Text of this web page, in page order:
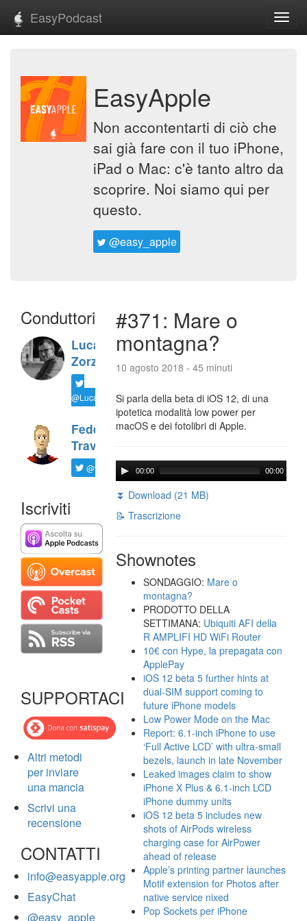
EasyPodcast
EasyApple
Non accontentarti di ciò che
sai già fare con il tuo iPhone,
iPad o Mac: c'è tanto altro da
scoprire. Noi siamo qui per
questo.
@easy_apple
Conduttori
Luca
Zorzi
@LucaTNT
Federico
Travaini
@ftrava
Iscriviti
SUPPORTACI
Altri metodi
per inviare
una mancia
Scrivi una
recensione
CONTATTI
info@easyapple.org
EasyChat
@easy_apple
#371: Mare o
montagna?
10 agosto 2018 - 45 minuti
Si parla della beta di iOS 12, di una
ipotetica modalità low power per
macOS e dei fotolibri di Apple.
00:00 00:00
⏬ Download (21 MB)
📝 Trascrizione
Shownotes
SONDAGGIO: Mare o
montagna?
PRODOTTO DELLA
SETTIMANA: Ubiquiti AFI della
R AMPLIFI HD WiFi Router
10€ con Hype, la prepagata con
ApplePay
iOS 12 beta 5 further hints at
dual-SIM support coming to
future iPhone models
Low Power Mode on the Mac
Report: 6.1-inch iPhone to use
‘Full Active LCD’ with ultra-small
bezels, launch in late November
Leaked images claim to show
iPhone X Plus & 6.1-inch LCD
iPhone dummy units
iOS 12 beta 5 includes new
shots of AirPods wireless
charging case for AirPower
ahead of release
Apple’s printing partner launches
Motif extension for Photos after
native service nixed
Pop Sockets per iPhone